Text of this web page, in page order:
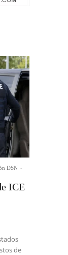
DSN -
ICE
de